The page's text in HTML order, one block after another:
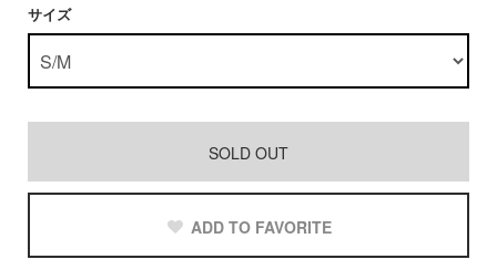
サイズ
SOLD OUT
ADD TO FAVORITE